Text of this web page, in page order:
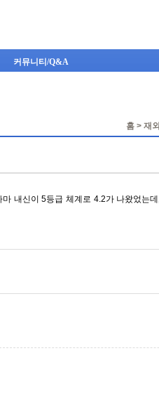
커뮤니티/Q&A
홈 > 재
내신이 5등급 체계로 4.2가 나왔었는